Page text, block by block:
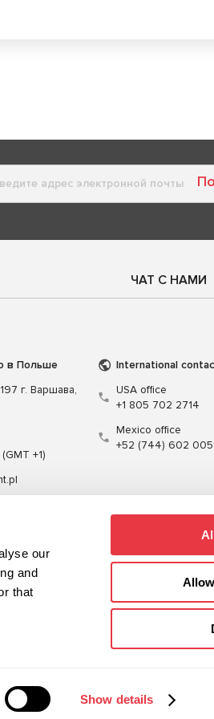
our
and
that
Show details
ЧАТ С НАМИ
в Польше
г. Варшава,
+1)
International
USA office
+1 805 702 2714
Mexico office
+52 (744) 602
Кабели